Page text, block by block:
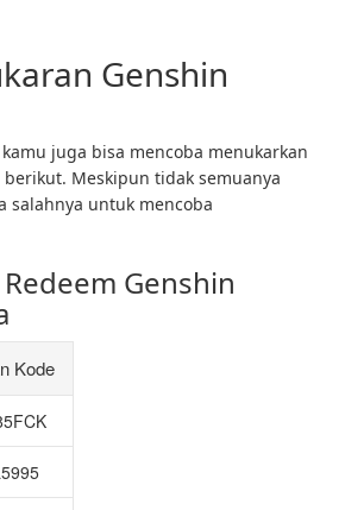
Genshin
juga bisa mencoba menukarkan
Meskipun tidak semuanya
salahnya untuk mencoba
Genshin
Kode